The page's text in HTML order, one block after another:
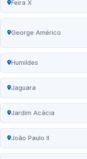
Feira X
George Américo
Humildes
Jaguara
Jardim Acácia
João Paulo II